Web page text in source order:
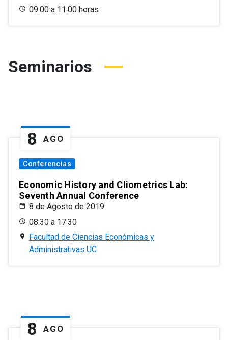
09:00 a 11:00 horas
Seminarios
8 AGO
Conferencias
Economic History and Cliometrics Lab:
Seventh Annual Conference
8 de Agosto de 2019
08:30 a 17:30
Facultad de Ciencias Económicas y
Administrativas UC
8 AGO